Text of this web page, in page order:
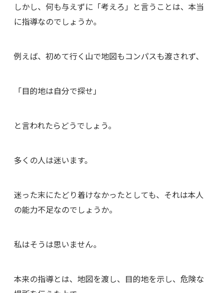
しかし、何も与えずに「考えろ」と言うことは、本当
に指導なのでしょうか。
例えば、初めて行く山で地図もコンパスも渡されず、
「目的地は自分で探せ」
と言われたらどうでしょう。
多くの人は迷います。
迷った末にたどり着けなかったとしても、それは本人
の能力不足なのでしょうか。
私はそうは思いません。
本来の指導とは、地図を渡し、目的地を示し、危険な